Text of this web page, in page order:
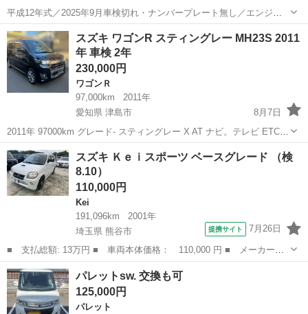
平成12年式／2025年9月車検切れ・ナンバープレート無し／エンジン
はオイル漏れもなく好調ですが、（タービン交換済み）ルーフ・右ド
アに凹み有り。ボンネットに塗装剥げ他劣化有り。フレーム割れ、ボ
ディー腐食・穴あり。運転席シート...
長野 長野市 長野駅 スズキ エンジン
スズキ ワゴンR スティングレー MH23S 2011
年 車検 2年
230,000円
ワゴンＲ
97,000km
2011年
愛知県 津島市
8月7日
2011年 97000km グレード- スティングレー X AT ナビ。テレビ ETC
バックカメラ スマートキー アルミホイル A/C ok ✅
愛知 津島市 ワゴンＲ
スズキ Ｋｅｉスポーツ ベースグレード （検
8.10）
110,000円
Kei
191,096km
2001年
埼玉県 熊谷市
提携サイト 7月26日
■ 支払総額: 13万円 ■ 車両本体価格： 110,000 円 ■ メーカー
名： スズキ ■ 車種名： Ｋｅｉスポーツ ■ グレード名： ベー
スグレード ■ 排気量： 660cc ■ ドア枚数： 5D ■ ミッション：
...
埼玉 熊谷市
パレットsw. 交換も可
125,000円
パレット